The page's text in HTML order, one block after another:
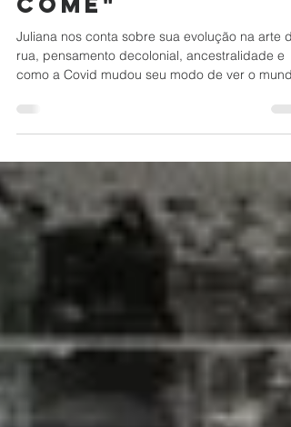
"A GENTE PRODUZ
O QUE A GENTE
COME"
Juliana nos conta sobre sua evolução na arte de
como a Covid mudou seu modo de ver o